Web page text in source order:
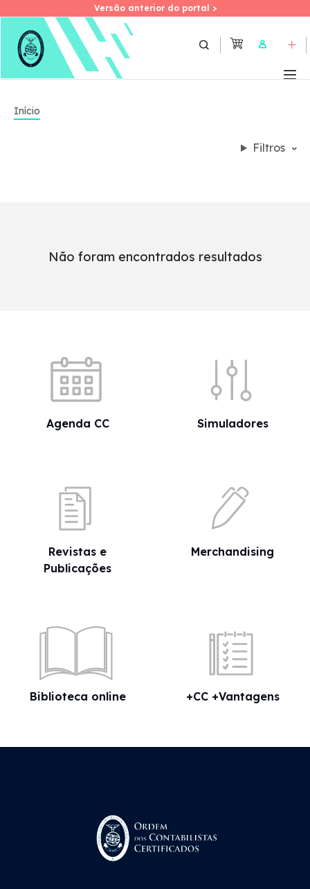
Skip
Versão anterior do portal >
Versão anterior do portal >
User
Início
Filtros
Não foram encontrados resultados
Agenda CC Simuladores
Revistas e
Publicações
Merchandising
Biblioteca online +CC +Vantagens